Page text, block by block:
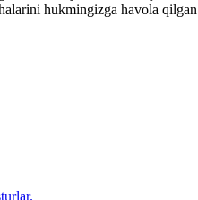
hukmingizga havola